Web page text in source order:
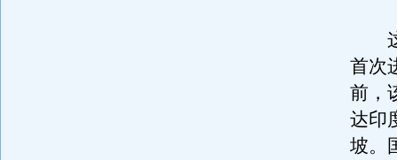
这
首次
前，
达印
坡。